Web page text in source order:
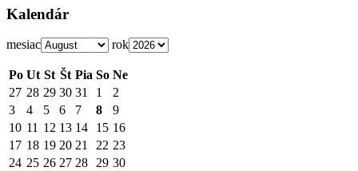
Kalendár
mesiac rok
Po Ut St Št Pia So Ne
27 28 29 30 31 1
2
3
4 5 6 7 8
9
10 11 12 13 14 15 16
17 18 19 20 21 22 23
24 25 26 27 28 29 30